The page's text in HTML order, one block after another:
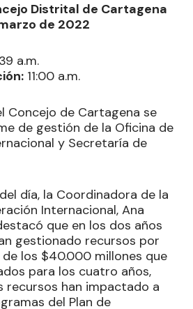
Distrital de Cartagena
de 2022
a.m.
11:00 a.m.
Concejo de Cartagena se
de gestión de la Oficina de
y Secretaría de
día, la Coordinadora de la
Internacional, Ana
que en los dos años
gestionado recursos por
de los $40.000 millones que
para los cuatro años,
recursos han impactado a
del Plan de